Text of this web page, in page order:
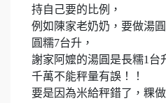
持自己要的比例，
例如陳家老奶奶，要做湯
圓糯7台升，
謝家阿嬤的湯圓是長糯1台
千萬不能秤量有誤！！
要是因為米給秤錯了，粿